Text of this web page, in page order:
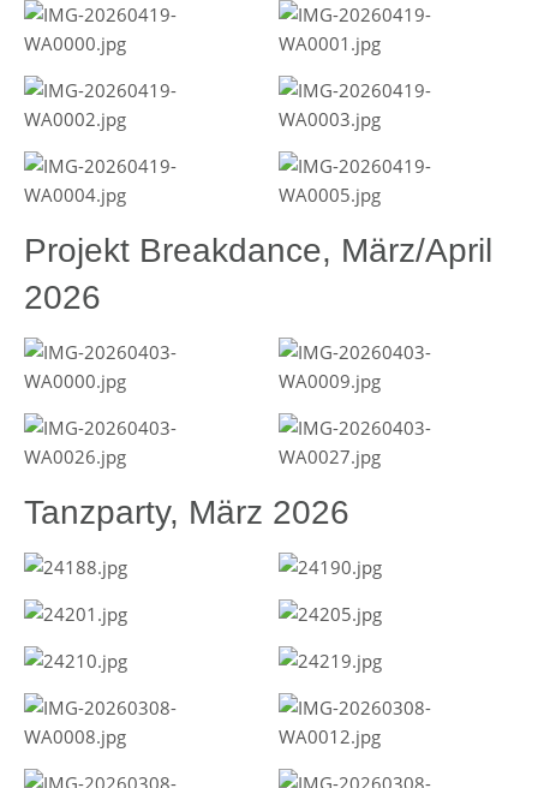
Projekt Breakdance, März/April
2026
Tanzparty, März 2026